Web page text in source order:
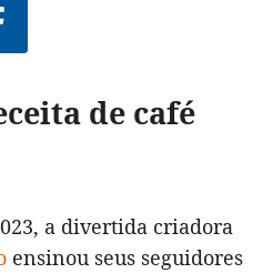
de café
a divertida criadora
ensinou seus seguidores